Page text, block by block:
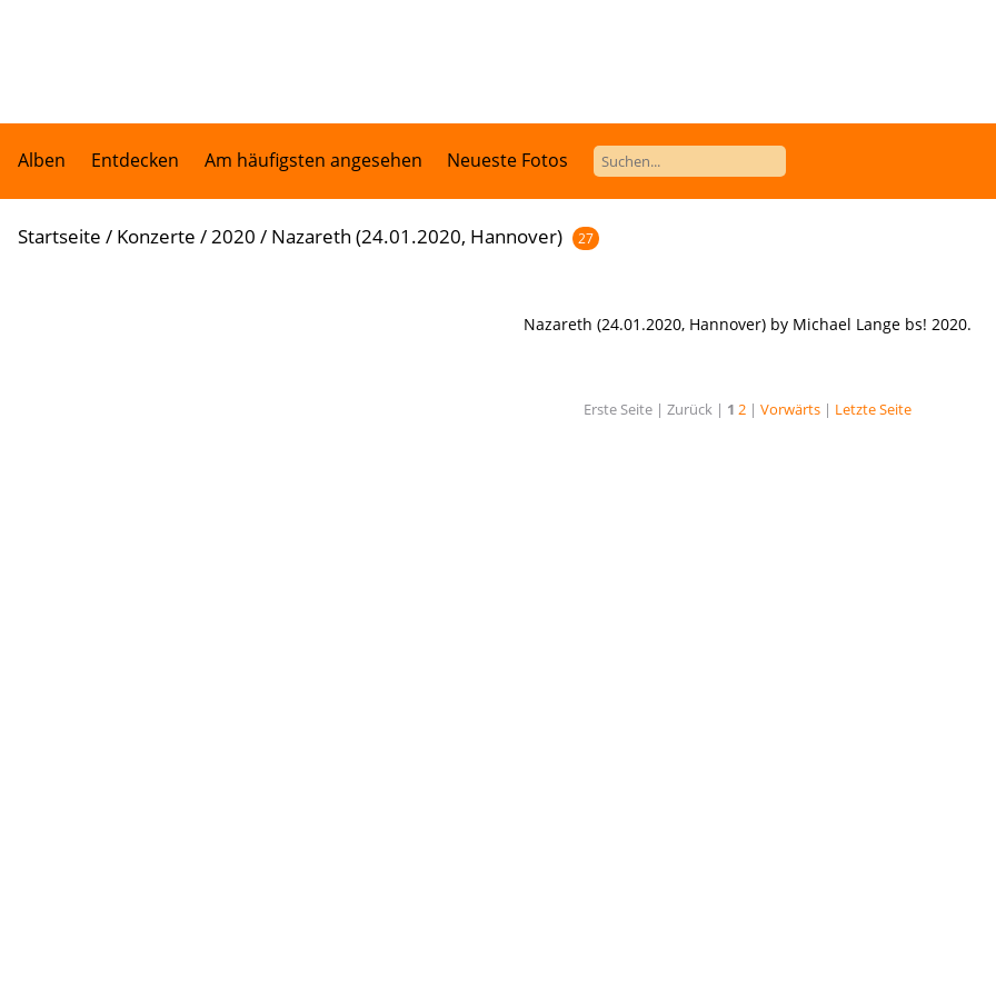
Alben Entdecken Am häufigsten angesehen Neueste Fotos
Startseite / Konzerte /2020 / Nazareth (24.01.2020, Hannover) 27
Nazareth (24.01.2020, Hannover) by Michael Lange bs! 2020.
Erste Seite | Zurück | 1 2 | Vorwärts | Letzte Seite